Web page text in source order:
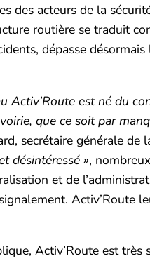
des acteurs de la
routière se traduit
dépasse
Activ’Route est né du
que ce soit par
secrétaire générale de
désintéressé »,
et de
Activ’Route
Activ’Route est très